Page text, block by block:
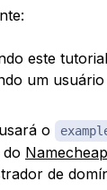
este
um
o
Namecheap
de